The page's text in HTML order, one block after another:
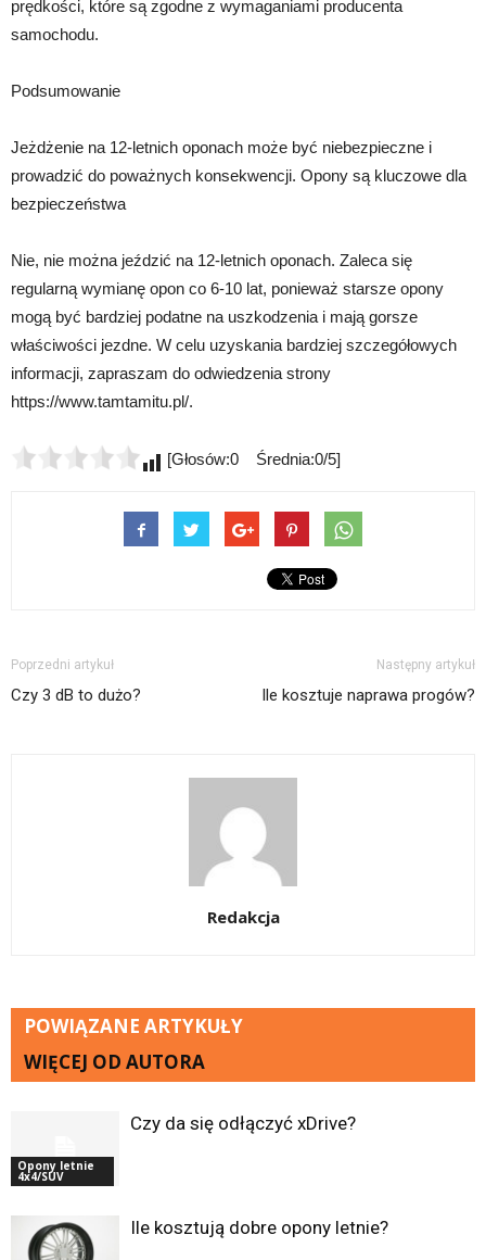
prędkości, które są zgodne z wymaganiami producenta
samochodu.
Podsumowanie
Jeżdżenie na 12-letnich oponach może być niebezpieczne i
prowadzić do poważnych konsekwencji. Opony są kluczowe dla
bezpieczeństwa
Nie, nie można jeździć na 12-letnich oponach. Zaleca się
regularną wymianę opon co 6-10 lat, ponieważ starsze opony
mogą być bardziej podatne na uszkodzenia i mają gorsze
właściwości jezdne. W celu uzyskania bardziej szczegółowych
informacji, zapraszam do odwiedzenia strony
https://www.tamtamitu.pl/.
[Głosów:0 Średnia:0/5]
Poprzedni artykuł
Czy 3 dB to dużo?
Następny artykuł
Ile kosztuje naprawa progów?
Redakcja
POWIĄZANE ARTYKUŁY
WIĘCEJ OD AUTORA
Opony letnie
4x4/SUV
Czy da się odłączyć xDrive?
Ile kosztują dobre opony letnie?